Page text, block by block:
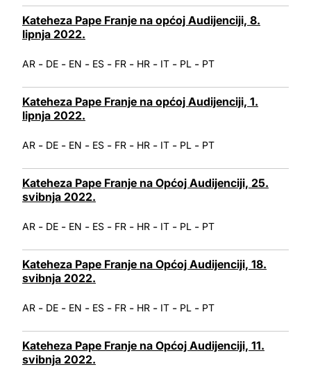
Kateheza Pape Franje na općoj Audijenciji, 8.
lipnja 2022.
AR - DE - EN - ES - FR - HR - IT - PL - PT
Kateheza Pape Franje na općoj Audijenciji, 1.
lipnja 2022.
AR - DE - EN - ES - FR - HR - IT - PL - PT
Kateheza Pape Franje na Općoj Audijenciji, 25.
svibnja 2022.
AR - DE - EN - ES - FR - HR - IT - PL - PT
Kateheza Pape Franje na Općoj Audijenciji, 18.
svibnja 2022.
AR - DE - EN - ES - FR - HR - IT - PL - PT
Kateheza Pape Franje na Općoj Audijenciji, 11.
svibnja 2022.